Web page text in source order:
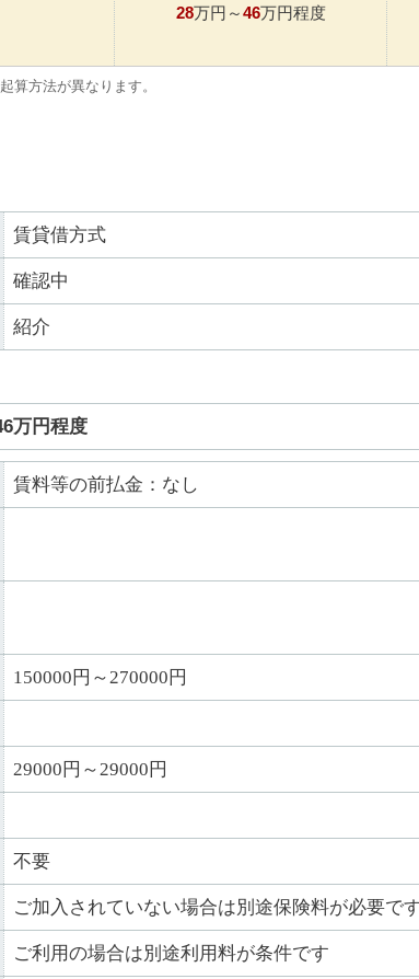
28万円～46万円程度
算方法が異なります。
賃貸借方式
確認中
紹介
万円程度
賃料等の前払金：なし
150000円～270000円
29000円～29000円
不要
ご加入されていない場合は別途保険料が必要で
ご利用の場合は別途利用料が条件です